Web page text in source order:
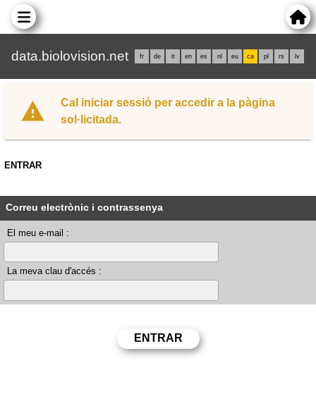
data.biolovision.net fr de it en es nl eu ca pl rs lv
Cal iniciar sessió per accedir a la pàgina
sol·licitada.
ENTRAR
Correu electrònic i contrassenya
El meu e-mail :
La meva clau d'accés :